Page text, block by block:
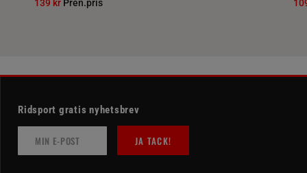
139 kr Pren.pris
Ridsport gratis nyhetsbrev
JA TACK!